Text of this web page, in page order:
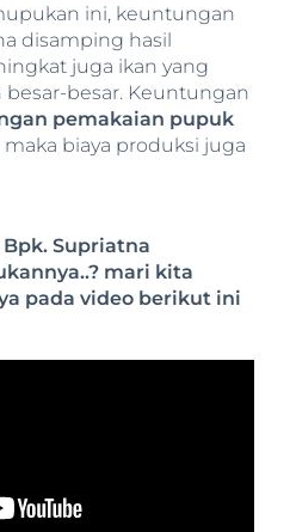
ini, keuntungan
disamping hasil
juga ikan yang
besar. Keuntungan
pemakaian pupuk
maka biaya produksi juga
Supriatna
mari kita
pada video berikut ini